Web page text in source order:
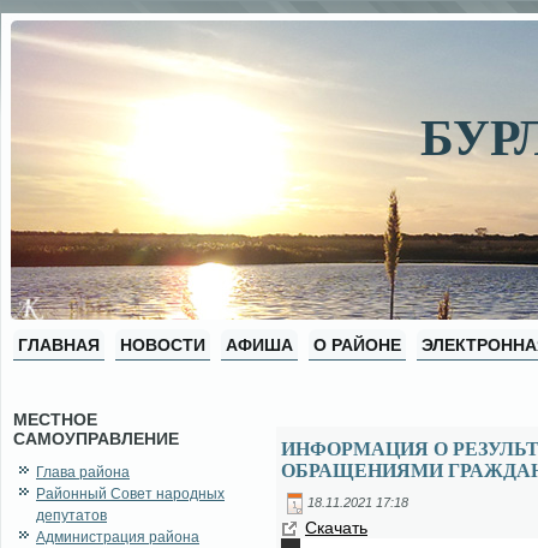
ГЛАВНАЯ НОВОСТИ АФИША О РАЙОНЕ
МЕСТНОЕ
САМОУПРАВЛЕНИЕ
Глава района
Районный Совет народных
депутатов
Администрация района
ИНФОРМАЦИЯ О
ОБРАЩЕНИЯМИ ГРАЖДАН
18.11.2021 17:18
Ска­чать